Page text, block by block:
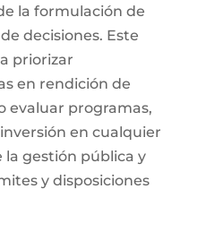
la formulación de
decisiones. Este
priorizar
en rendición de
evaluar programas,
en cualquier
gestión pública y
y disposiciones